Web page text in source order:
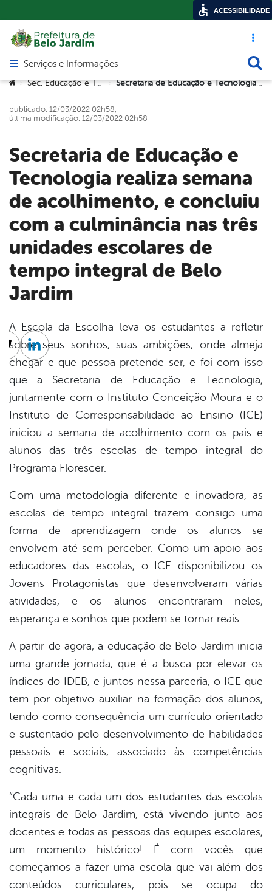
Acesso
Abrir menu principal de navegação
Serviços e Informações
Você está aqui:
> Sec. Educação e Tecnologia > Secretaria de Educação e Tecnologia realiza semana de acolhimento, e concluiu com a culminância nas três unidades escolares de tempo integral de Belo Jardim
Secretaria de Educação e
Tecnologia realiza semana
de acolhimento, e concluiu
com a culminância nas três
unidades escolares de
tempo integral de Belo
Jardim
publicado: 12/03/2022 02h58,
última modificação: 12/03/2022 02h58
A Escola da Escolha leva os estudantes a refletir
sobre seus sonhos, suas ambições, onde almeja
chegar e que pessoa pretende ser, e foi com isso
que a Secretaria de Educação e Tecnologia,
juntamente com o Instituto Conceição Moura e o
Instituto de Corresponsabilidade ao Ensino (ICE)
iniciou a semana de acolhimento com os pais e
alunos das três escolas de tempo integral do
Programa Florescer.
Com uma metodologia diferente e inovadora, as
escolas de tempo integral trazem consigo uma
forma de aprendizagem onde os alunos se
envolvem até sem perceber. Como um apoio aos
educadores das escolas, o ICE disponibilizou os
Jovens Protagonistas que desenvolveram várias
atividades, e os alunos encontraram neles,
esperança e sonhos que podem se tornar reais.
A partir de agora, a educação de Belo Jardim inicia
uma grande jornada, que é a busca por elevar os
índices do IDEB, e juntos nessa parceria, o ICE que
tem por objetivo auxiliar na formação dos alunos,
tendo como consequência um currículo orientado
e sustentado pelo desenvolvimento de habilidades
pessoais e sociais, associado às competências
cognitivas.
“Cada uma e cada um dos estudantes das escolas
integrais de Belo Jardim, está vivendo junto aos
docentes e todas as pessoas das equipes escolares,
um momento histórico! É com vocês que
começamos a fazer uma escola que vai além dos
conteúdos curriculares, pois se ocupa do
Twitter
Linkedin
ACESSIBILIDADE